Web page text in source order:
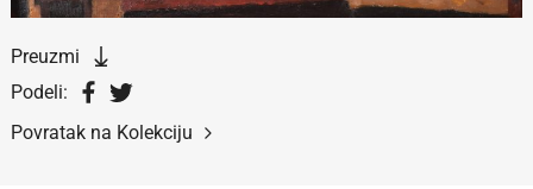
Preuzmi
Podeli:
Povratak na Kolekciju